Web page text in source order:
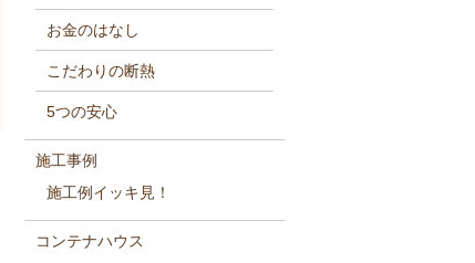
お金のはなし
こだわりの断熱
5つの安心
施工事例
施工例イッキ見！
コンテナハウス